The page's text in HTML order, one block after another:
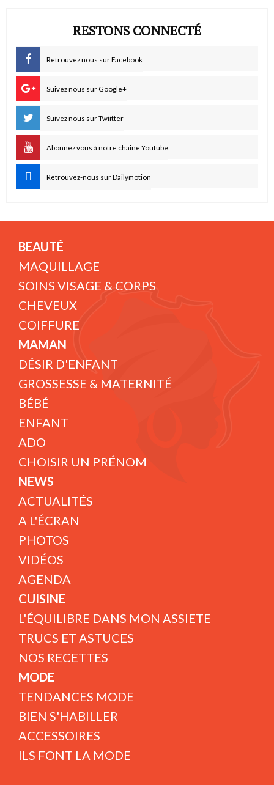
RESTONS CONNECTÉ
Retrouvez nous sur Facebook
Suivez nous sur Google+
Suivez nous sur Twiitter
Abonnez vous à notre chaine Youtube
Retrouvez-nous sur Dailymotion
BEAUTÉ
MAQUILLAGE
SOINS VISAGE & CORPS
CHEVEUX
COIFFURE
MAMAN
DÉSIR D'ENFANT
GROSSESSE & MATERNITÉ
BÉBÉ
ENFANT
ADO
CHOISIR UN PRÉNOM
NEWS
ACTUALITÉS
A L'ÉCRAN
PHOTOS
VIDÉOS
AGENDA
CUISINE
L'ÉQUILIBRE DANS MON ASSIETE
TRUCS ET ASTUCES
NOS RECETTES
MODE
TENDANCES MODE
BIEN S'HABILLER
ACCESSOIRES
ILS FONT LA MODE